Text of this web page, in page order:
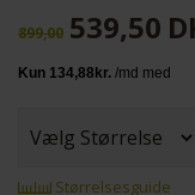
899,00 539,50
Størrelsesguide